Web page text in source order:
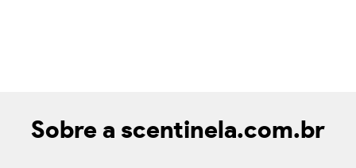
Sobre a scentinela.com.br